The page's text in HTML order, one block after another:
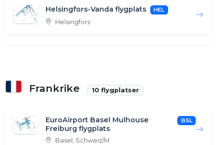
Helsingfors-Vanda flygplats HEL
Helsingfors
Frankrike 10 flygplatser
EuroAirport Basel Mulhouse
Freiburg flygplats
BSL
Basel, Schweiz/M